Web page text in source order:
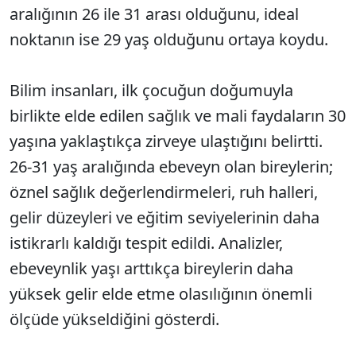
aralığının 26 ile 31 arası olduğunu, ideal
noktanın ise 29 yaş olduğunu ortaya koydu.
Bilim insanları, ilk çocuğun doğumuyla
birlikte elde edilen sağlık ve mali faydaların 30
yaşına yaklaştıkça zirveye ulaştığını belirtti.
26-31 yaş aralığında ebeveyn olan bireylerin;
öznel sağlık değerlendirmeleri, ruh halleri,
gelir düzeyleri ve eğitim seviyelerinin daha
istikrarlı kaldığı tespit edildi. Analizler,
ebeveynlik yaşı arttıkça bireylerin daha
yüksek gelir elde etme olasılığının önemli
ölçüde yükseldiğini gösterdi.